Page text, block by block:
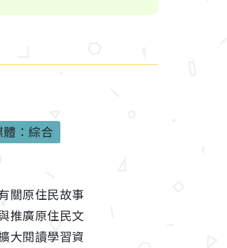
體：綜合
關原住民故事
推廣原住民文
大閱讀學習資